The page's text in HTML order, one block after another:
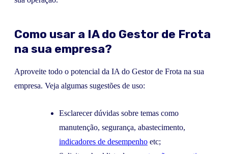
Como usar a IA do Gestor de Frota
na sua empresa?
Aproveite todo o potencial da IA do Gestor de Frota na sua
empresa. Veja algumas sugestões de uso:
Esclarecer dúvidas sobre temas como
manutenção, segurança, abastecimento,
indicadores de desempenho etc;